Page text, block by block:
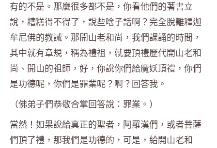
有的不是。那麼很多都不是，你看他們的著書立
說，糟糕得不得了，說些啥子話啊？完全脫離釋迦
牟尼佛的教誡。那開山老和尚，我們課誦的時間，
其中就有章規，稱為禮祖，就要頂禮歷代開山老和
尚、開山的祖師，好，你說你們給魔妖頂禮，你們
是功德呢，你們是罪業呢？啊？回答我。
（佛弟子們恭敬合掌回答說：罪業。）
當然！如果說給真正的聖者，阿羅漢們，或者菩薩
們頂了禮，那我們是功德的，可是，給開山老和